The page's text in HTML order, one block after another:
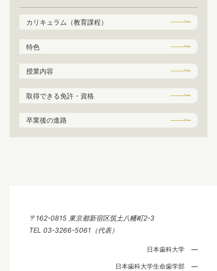
カリキュラム（教育課程）
特色
授業内容
取得できる免許・資格
卒業後の進路
〒162-0815 東京都新宿区筑土八幡町2-3
TEL 03-3266-5061（代表）
日本歯科大学
日本歯科大学生命歯学部